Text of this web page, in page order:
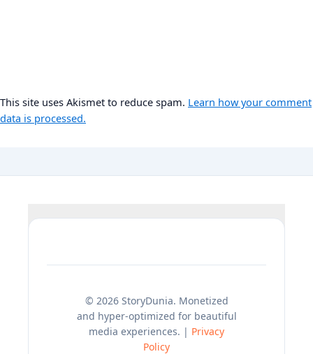
This site uses Akismet to reduce spam. Learn how your comment
data is processed.
© 2026 StoryDunia. Monetized
and hyper-optimized for beautiful
media experiences. | Privacy
Policy